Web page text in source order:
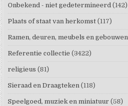
Onbekend - niet gedetermineerd (142)
Plaats of staat van herkomst (117)
Ramen, deuren, meubels en gebouwen
Referentie collectie (3422)
religieus (81)
Sieraad en Draagteken (118)
Speelgoed, muziek en miniatuur (58)